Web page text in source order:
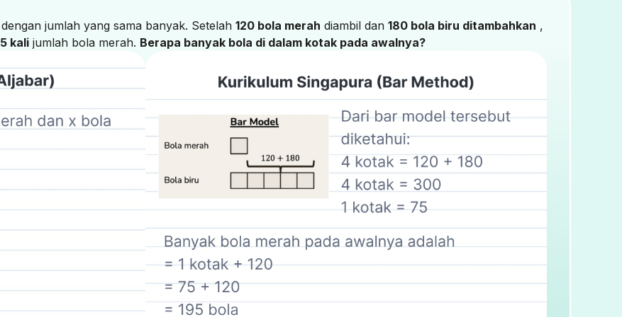
dengan jumlah yang sama banyak. Setelah 120 bola merah diambil dan 180 bola biru ditambahkan ,
5 kali jumlah bola merah. Berapa banyak bola di dalam kotak pada awalnya?